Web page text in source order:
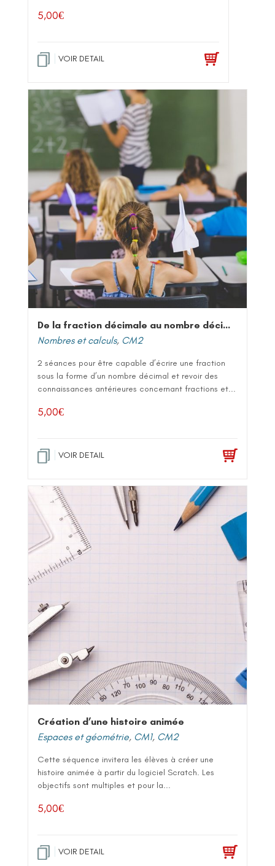
5,00€
VOIR DETAIL
De la fraction décimale au nombre décimal
Nombres et calculs, CM2
2 séances pour être capable d’écrire une fraction
sous la forme d’un nombre décimal et revoir des
connaissances antérieures concernant fractions et...
5,00€
VOIR DETAIL
Création d’une histoire animée
Espaces et géométrie, CM1, CM2
Cette séquence invitera les élèves à créer une
histoire animée à partir du logiciel Scratch. Les
objectifs sont multiples et pour la...
5,00€
VOIR DETAIL